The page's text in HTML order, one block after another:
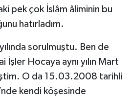
pek çok İslâm âliminin bu
hatırladım.
sorulmuştu. Ben de
İşler Hocaya aynı yılın Mart
O da 15.03.2008 tarihli
kendi köşesinde